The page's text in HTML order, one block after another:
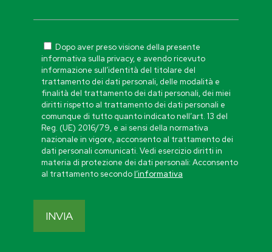
Dopo aver preso visione della presente
informativa sulla privacy, e avendo ricevuto
informazione sull’identità del titolare del
trattamento dei dati personali, delle modalità e
finalità del trattamento dei dati personali, dei miei
diritti rispetto al trattamento dei dati personali e
comunque di tutto quanto indicato nell’art. 13 del
Reg. (UE) 2016/79, e ai sensi della normativa
nazionale in vigore, acconsento al trattamento dei
dati personali comunicati. Vedi esercizio diritti in
materia di protezione dei dati personali: Acconsento
al trattamento secondol’informativa